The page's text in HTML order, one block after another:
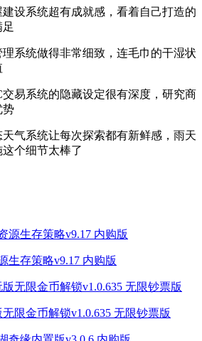
建设系统超有成就感，看着自己打造的
理系统做得非常细致，连毛巾的干湿状
交易系统的隐藏设定很有深度，研究商
势
天气系统让每次探索都有新鲜感，雨天
个细节太棒了
生存策略v9.17 内购版
限金币解锁v1.0.635 无限钞票版